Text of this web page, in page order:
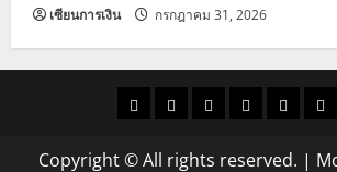
เซียนการเงิน กรกฎาคม 31, 2026
ราคาแนว
ราคา
ข่าว
นี้
ข่าว
ดูด
ที่
Copyright © All rights reserved. |